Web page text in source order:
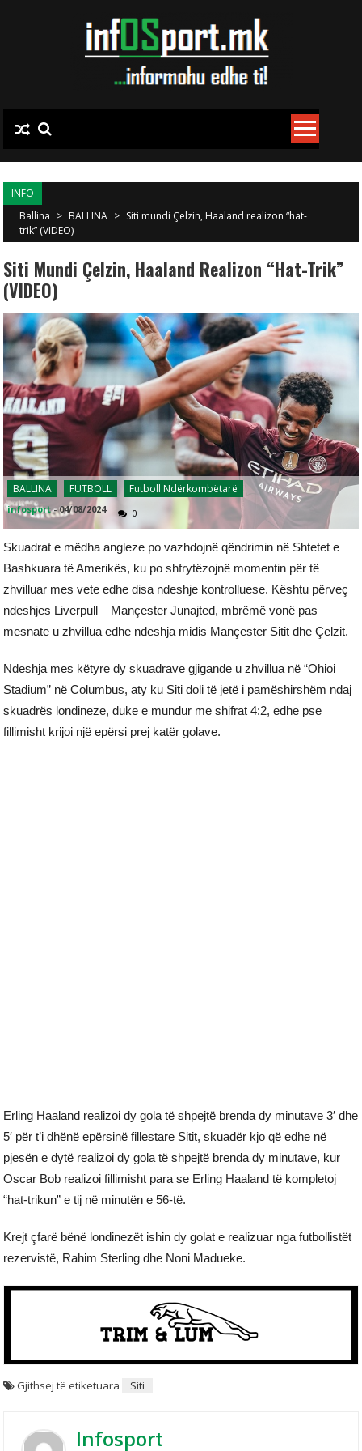
INFO
Ballina > BALLINA > Siti mundi Çelzin, Haaland realizon “hat-
trik” (VIDEO)
Siti Mundi Çelzin, Haaland Realizon “hat-Trik”
(VIDEO)
BALLINA FUTBOLL Futboll Ndërkombëtarë
infosport -04/08/2024 0
Skuadrat e mëdha angleze po vazhdojnë qëndrimin në Shtetet e
Bashkuara të Amerikës, ku po shfrytëzojnë momentin për të
zhvilluar mes vete edhe disa ndeshje kontrolluese. Kështu përveç
ndeshjes Liverpull – Mançester Junajted, mbrëmë vonë pas
mesnate u zhvillua edhe ndeshja midis Mançester Sitit dhe Çelzit.
Ndeshja mes këtyre dy skuadrave gjigande u zhvillua në “Ohioi
Stadium” në Columbus, aty ku Siti doli të jetë i pamëshirshëm ndaj
skuadrës londineze, duke e mundur me shifrat 4:2, edhe pse
fillimisht krijoi një epërsi prej katër golave.
Erling Haaland realizoi dy gola të shpejtë brenda dy minutave 3′ dhe
5′ për t’i dhënë epërsinë fillestare Sitit, skuadër kjo që edhe në
pjesën e dytë realizoi dy gola të shpejtë brenda dy minutave, kur
Oscar Bob realizoi fillimisht para se Erling Haaland të kompletoj
“hat-trikun” e tij në minutën e 56-të.
Krejt çfarë bënë londinezët ishin dy golat e realizuar nga futbollistët
rezervistë, Rahim Sterling dhe Noni Madueke.
Gjithsej të etiketuara Siti
Infosport